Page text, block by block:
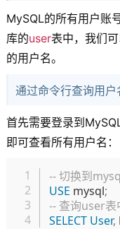
MySQL的所有用户账
库的user表中，我们
的用户名。
通过命令行查询用户
首先需要登录到
即可查看所有用户名：
-- 切换到
USE mysql;
-- 查询user
SELECT User,